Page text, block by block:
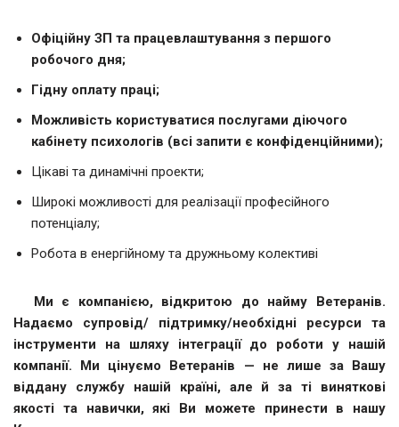
Офіційну ЗП та працевлаштування з першого
робочого дня;
Гідну оплату праці;
Можливість користуватися послугами діючого
кабінету психологів (всі запити є конфіденційними);
Цікаві та динамічні проекти;
Широкі можливості для реалізації професійного
потенціалу;
Робота в енергійному та дружньому колективі
Ми є компанією, відкритою до найму Ветеранів.
Надаємо супровід/ підтримку/необхідні ресурси та
інструменти на шляху інтеграції до роботи у нашій
компанії. Ми цінуємо Ветеранів — не лише за Вашу
віддану службу нашій країні, але й за ті виняткові
якості та навички, які Ви можете принести в нашу